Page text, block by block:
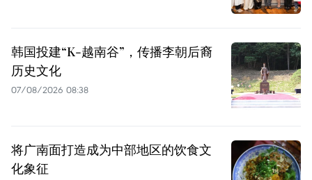
韩国投建“K-越南谷”，传播李朝后裔
历史文化
07/08/2026 08:38
将广南面打造成为中部地区的饮食文
化象征